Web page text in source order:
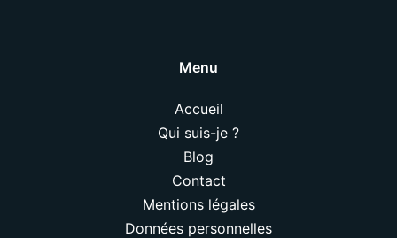
Menu
Accueil
Qui suis-je ?
Blog
Contact
Mentions légales
Données personnelles